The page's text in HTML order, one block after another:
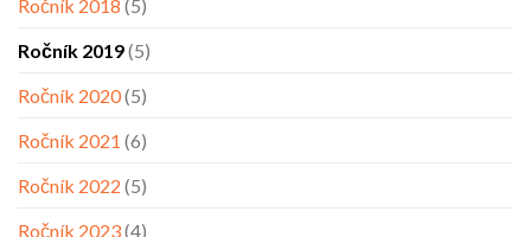
Ročník 2018 (5)
Ročník 2019(5)
Ročník 2020(5)
Ročník 2021 (6)
Ročník 2022 (5)
Ročník 2023(4)